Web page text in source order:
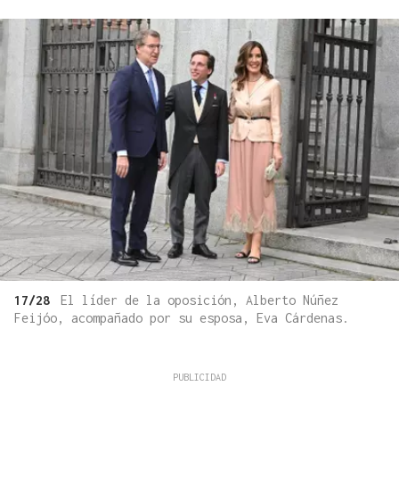
17/28
El líder de la oposición, Alberto Núñez
Feijóo, acompañado por su esposa, Eva Cárdenas.